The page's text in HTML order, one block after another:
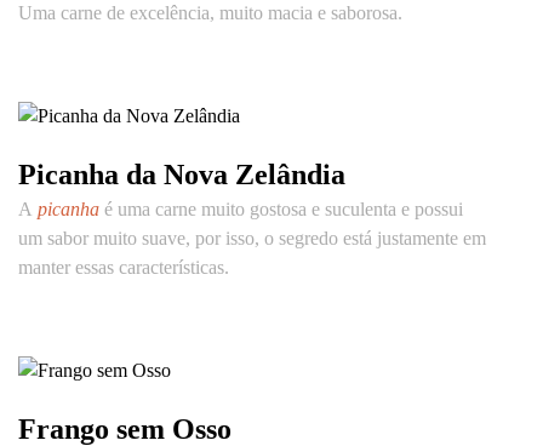
Uma carne de excelência, muito macia e saborosa.
Picanha da Nova Zelândia
A picanha é uma carne muito gostosa e suculenta e possui
um sabor muito suave, por isso, o segredo está justamente em
manter essas características.
Frango sem Osso